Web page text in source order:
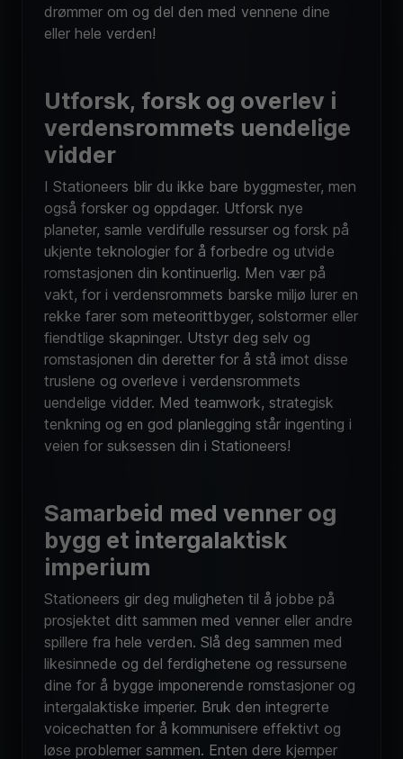
drømmer om og del den med vennene dine
eller hele verden!
Utforsk, forsk og overlev i
verdensrommets uendelige
vidder
I Stationeers blir du ikke bare byggmester, men
også forsker og oppdager. Utforsk nye
planeter, samle verdifulle ressurser og forsk på
ukjente teknologier for å forbedre og utvide
romstasjonen din kontinuerlig. Men vær på
vakt, for i verdensrommets barske miljø lurer en
rekke farer som meteorittbyger, solstormer eller
fiendtlige skapninger. Utstyr deg selv og
romstasjonen din deretter for å stå imot disse
truslene og overleve i verdensrommets
uendelige vidder. Med teamwork, strategisk
tenkning og en god planlegging står ingenting i
veien for suksessen din i Stationeers!
Samarbeid med venner og
bygg et intergalaktisk
imperium
Stationeers gir deg muligheten til å jobbe på
prosjektet ditt sammen med venner eller andre
spillere fra hele verden. Slå deg sammen med
likesinnede og del ferdighetene og ressursene
dine for å bygge imponerende romstasjoner og
intergalaktiske imperier. Bruk den integrerte
voicechatten for å kommunisere effektivt og
løse problemer sammen. Enten dere kjemper